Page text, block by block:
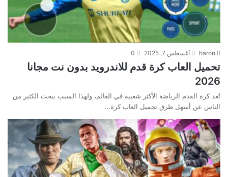
haron أغسطس 7, 2025 0
تحميل العاب كرة قدم للاندرويد بدون نت مجانا
2026
تُعد كرة القدم الرياضة الأكثر شعبية في العالم، ولهذا السبب يبحث الكثير من
الناس عن أسهل طرق تحميل العاب كرة…